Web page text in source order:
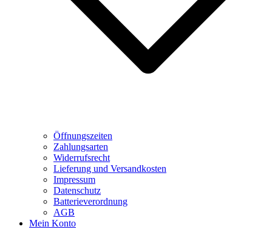
Öffnungszeiten
Zahlungsarten
Widerrufsrecht
Lieferung und Versandkosten
Impressum
Datenschutz
Batterieverordnung
AGB
Mein Konto